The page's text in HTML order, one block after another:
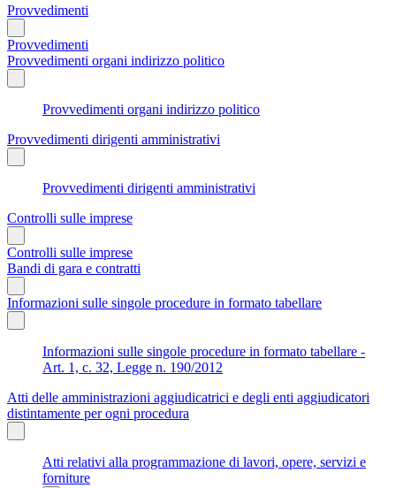
Provvedimenti
Provvedimenti
Provvedimenti organi indirizzo politico
Provvedimenti organi indirizzo politico
Provvedimenti dirigenti amministrativi
Provvedimenti dirigenti amministrativi
Controlli sulle imprese
Controlli sulle imprese
Bandi di gara e contratti
Informazioni sulle singole procedure in formato tabellare
Informazioni sulle singole procedure in formato tabellare -
Art. 1, c. 32, Legge n. 190/2012
Atti delle amministrazioni aggiudicatrici e degli enti aggiudicatori
distintamente per ogni procedura
Atti relativi alla programmazione di lavori, opere, servizi e
forniture